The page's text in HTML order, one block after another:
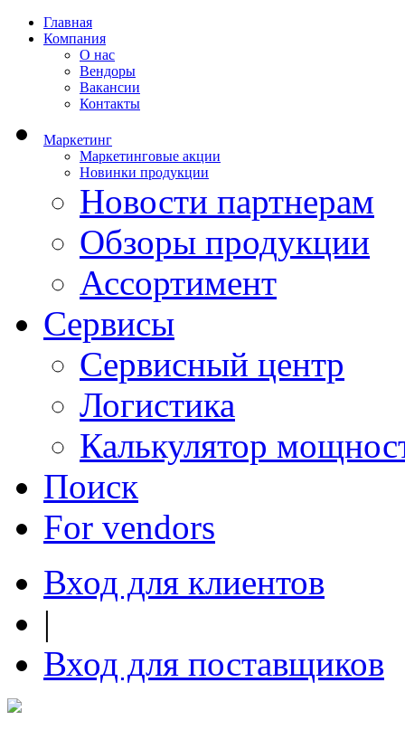
Главная
Компания
О нас
Вендоры
Вакансии
Контакты
Маркетинг
Маркетинговые акции
Новинки продукции
Новости партнерам
Обзоры продукции
Ассортимент
Сервисы
Сервисный центр
Логистика
Калькулятор
Поиск
For vendors
Вход для клиентов
|
Вход для поставщиков